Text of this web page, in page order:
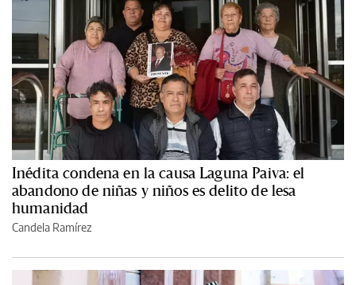
Inédita condena en la causa Laguna Paiva: el
abandono de niñas y niños es delito de lesa
humanidad
Candela Ramírez